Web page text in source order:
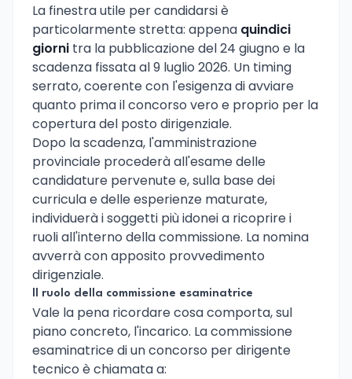
La finestra utile per candidarsi è
particolarmente stretta: appena quindici
giorni tra la pubblicazione del 24 giugno e la
scadenza fissata al 9 luglio 2026. Un timing
serrato, coerente con l'esigenza di avviare
quanto prima il concorso vero e proprio per la
copertura del posto dirigenziale.
Dopo la scadenza, l'amministrazione
provinciale procederà all'esame delle
candidature pervenute e, sulla base dei
curricula e delle esperienze maturate,
individuerà i soggetti più idonei a ricoprire i
ruoli all'interno della commissione. La nomina
avverrà con apposito provvedimento
dirigenziale.
Il ruolo della commissione esaminatrice
Vale la pena ricordare cosa comporta, sul
piano concreto, l'incarico. La commissione
esaminatrice di un concorso per dirigente
tecnico è chiamata a: